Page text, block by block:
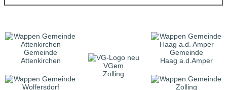
Gemeinde
Attenkirchen
VGem
Zolling
Gemeinde
Haag a.d.Amper